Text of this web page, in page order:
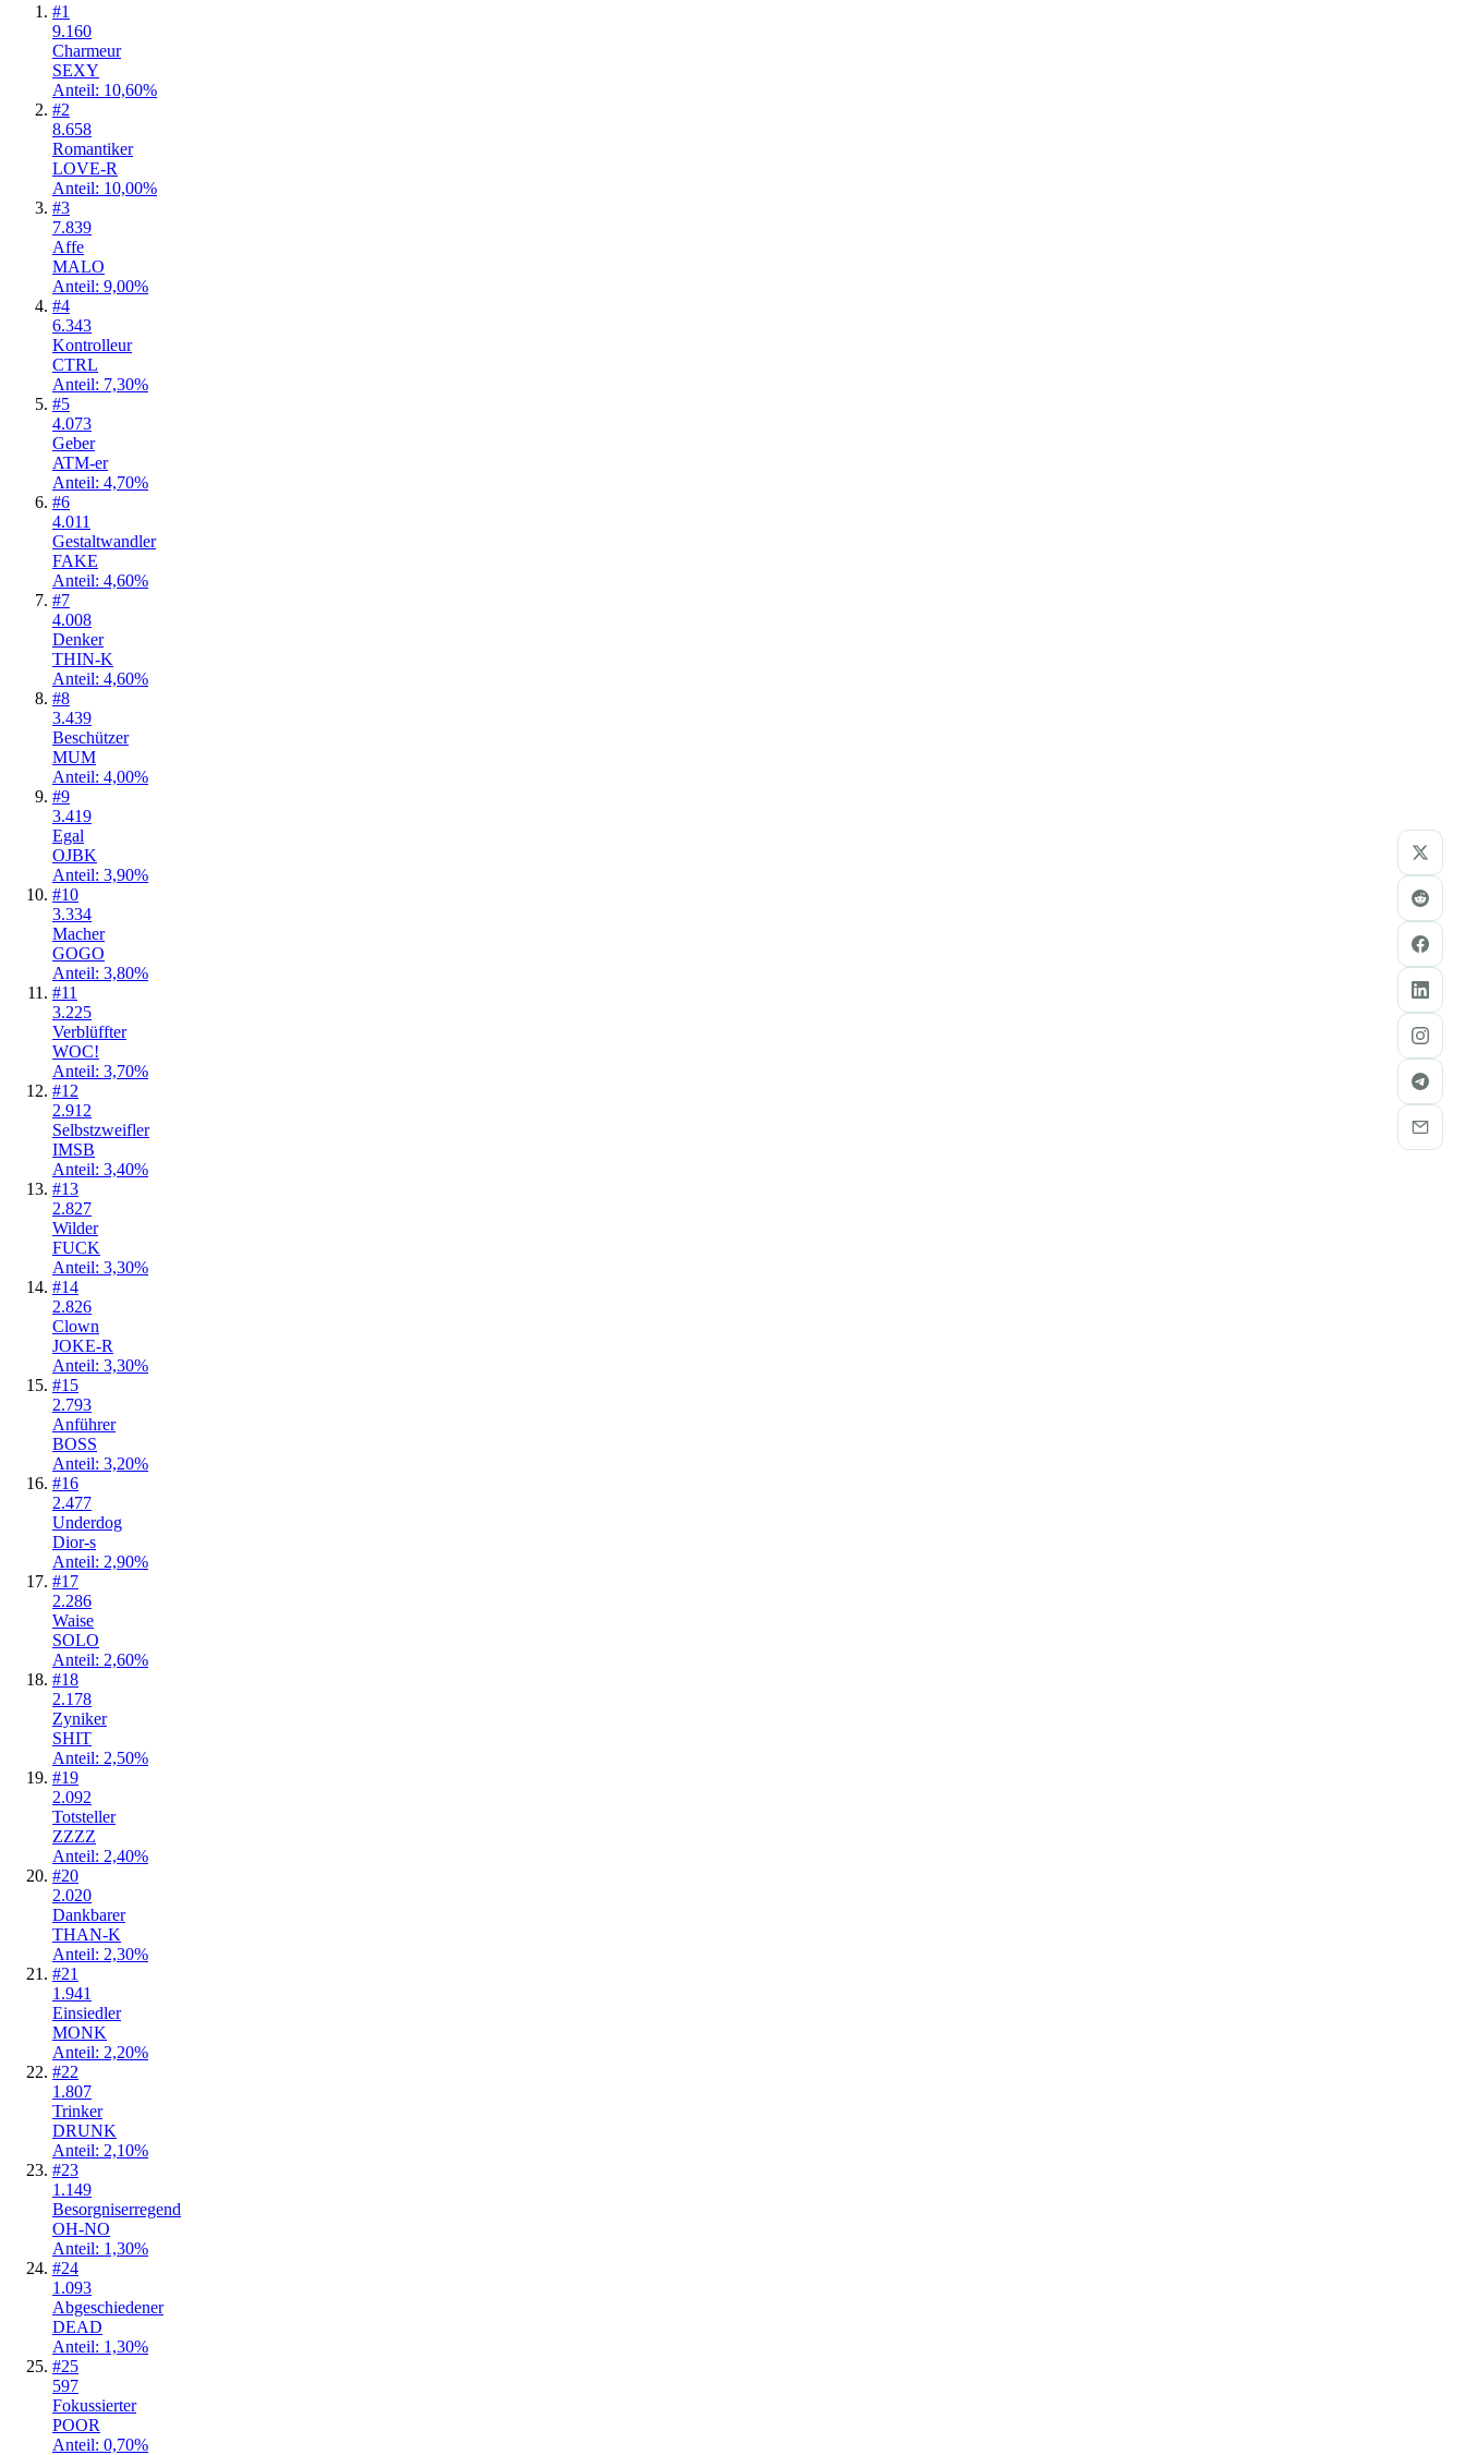
#1
9.160
Charmeur
SEXY
Anteil: 10,60%
#2
8.658
Romantiker
LOVE-R
Anteil: 10,00%
#3
7.839
Affe
MALO
Anteil: 9,00%
#4
6.343
Kontrolleur
CTRL
Anteil: 7,30%
#5
4.073
Geber
ATM-er
Anteil: 4,70%
#6
4.011
Gestaltwandler
FAKE
Anteil: 4,60%
#7
4.008
Denker
THIN-K
Anteil: 4,60%
#8
3.439
Beschützer
MUM
Anteil: 4,00%
#9
3.419
Egal
OJBK
Anteil: 3,90%
#10
3.334
Macher
GOGO
Anteil: 3,80%
#11
3.225
Verblüffter
WOC!
Anteil: 3,70%
#12
2.912
Selbstzweifler
IMSB
Anteil: 3,40%
#13
2.827
Wilder
FUCK
Anteil: 3,30%
#14
2.826
Clown
JOKE-R
Anteil: 3,30%
#15
2.793
Anführer
BOSS
Anteil: 3,20%
#16
2.477
Underdog
Dior-s
Anteil: 2,90%
#17
2.286
Waise
SOLO
Anteil: 2,60%
#18
2.178
Zyniker
SHIT
Anteil: 2,50%
#19
2.092
Totsteller
ZZZZ
Anteil: 2,40%
#20
2.020
Dankbarer
THAN-K
Anteil: 2,30%
#21
1.941
Einsiedler
MONK
Anteil: 2,20%
#22
1.807
Trinker
DRUNK
Anteil: 2,10%
#23
1.149
Besorgniserregend
OH-NO
Anteil: 1,30%
#24
1.093
Abgeschiedener
DEAD
Anteil: 1,30%
#25
597
Fokussierter
POOR
Anteil: 0,70%